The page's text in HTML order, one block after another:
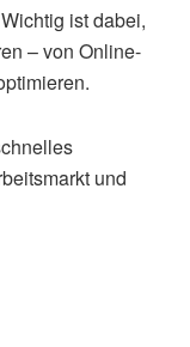
ist dabei,
– von Online-
und